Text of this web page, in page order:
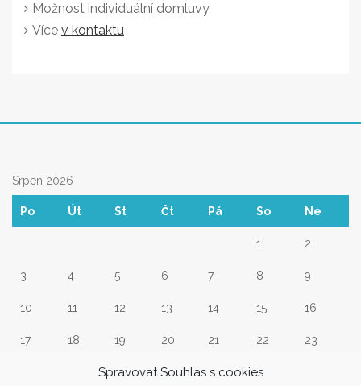
Spravovat Souhlas s cookies
Možnost individuální domluvy
Více v kontaktu
Srpen 2026
Po Út St Čt Pá So Ne
1 2
3 4 5 6 7 8 9
10 11 12 13 14 15 16
17 18 19 20 21 22 23
26 27 28 29